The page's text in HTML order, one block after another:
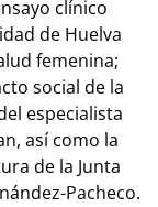
clínico
de Huelva
femenina;
social de la
especialista
así como la
de la Junta
Pacheco.